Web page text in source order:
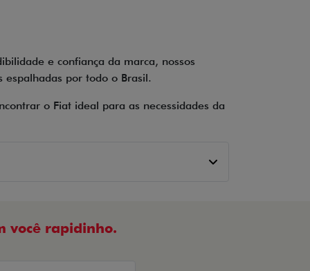
e confiança da marca, nossos
espalhadas por todo o Brasil.
o Fiat ideal para as necessidades da
você rapidinho.